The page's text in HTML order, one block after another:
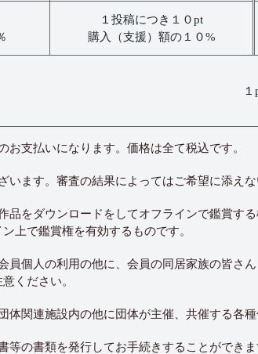
１投稿につき１０pt
購入（支援）額の１０%
支払いになります。価格は全て税込です。
ます。審査の結果によってはご希望に添えな
をダウンロードをしてオフラインで鑑賞す
上で鑑賞権を有効するものです。
員個人の利用の他に、会員の同居家族の皆さ
ください。
関連施設内の他に団体が主催、共催する各
の書類を発行してお手続きすることができま